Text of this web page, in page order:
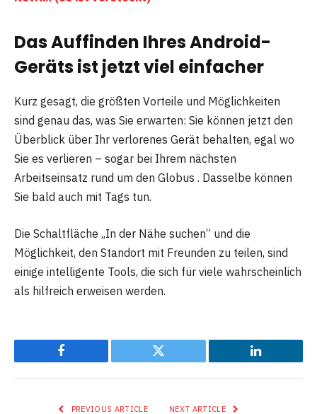
Das Auffinden Ihres Android-
Geräts ist jetzt viel einfacher
Kurz gesagt, die größten Vorteile und Möglichkeiten
sind genau das, was Sie erwarten: Sie können jetzt den
Überblick über Ihr verlorenes Gerät behalten, egal wo
Sie es verlieren – sogar bei Ihrem nächsten
Arbeitseinsatz rund um den Globus . Dasselbe können
Sie bald auch mit Tags tun.
Die Schaltfläche „In der Nähe suchen“ und die
Möglichkeit, den Standort mit Freunden zu teilen, sind
einige intelligente Tools, die sich für viele wahrscheinlich
als hilfreich erweisen werden.
Facebook Twitter LinkedIn
PREVIOUS ARTICLE NEXT ARTICLE